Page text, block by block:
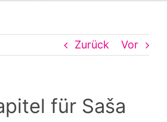
Zurück Vor
für Saša